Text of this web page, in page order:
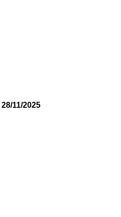
28/11/2025